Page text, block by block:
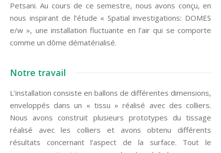
Petsani. Au cours de ce semestre, nous avons conçu, en
nous inspirant de l’étude « Spatial investigations: DOMES
e/w », une installation fluctuante en l’air qui se comporte
comme un dôme dématérialisé.
Notre travail
L’installation consiste en ballons de différentes dimensions,
enveloppés dans un « tissu » réalisé avec des colliers.
Nous avons construit plusieurs prototypes du tissage
réalisé avec les colliers et avons obtenu différents
résultats concernant l’aspect de la surface. Tout le